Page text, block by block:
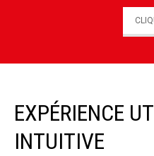
EXPÉRIENCE
INTUITIVE